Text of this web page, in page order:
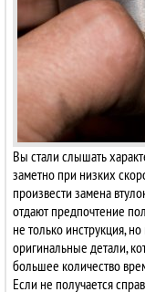
Вы стали слышать
заметно при низких
произвести замена
отдают предпочтение
не только инструкция,
оригинальные детали,
большее количество
Если не получается